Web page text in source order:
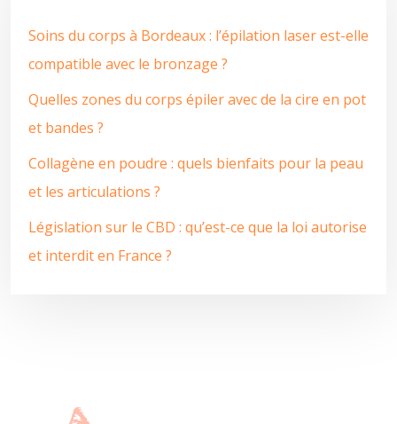
Soins du corps à Bordeaux : l’épilation laser est-elle
compatible avec le bronzage ?
Quelles zones du corps épiler avec de la cire en pot
et bandes ?
Collagène en poudre : quels bienfaits pour la peau
et les articulations ?
Législation sur le CBD : qu’est-ce que la loi autorise
et interdit en France ?